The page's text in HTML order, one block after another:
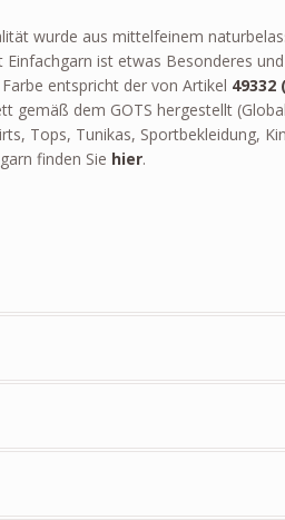
wurde aus mittelfeinem
ist etwas Besonderes
entspricht der von Artikel
gemäß dem GOTS hergestellt
Tops, Tunikas, Sportbekleidung,
finden Sie hier.